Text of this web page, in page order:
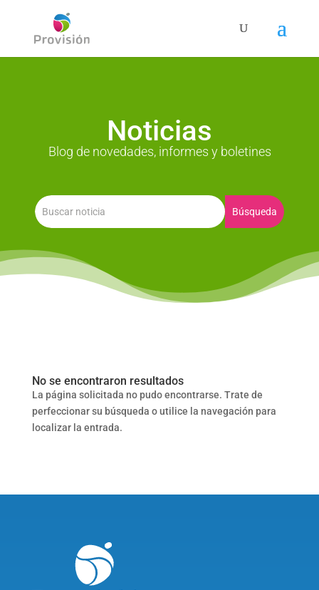
Noticias
Blog de novedades, informes y boletines
No se encontraron resultados
La página solicitada no pudo encontrarse. Trate de
perfeccionar su búsqueda o utilice la navegación para
localizar la entrada.